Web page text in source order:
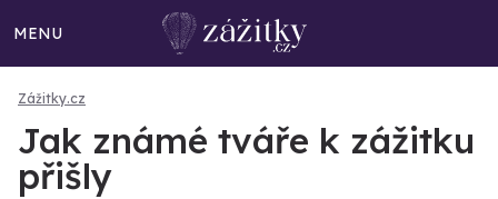
MENU
Zážitky.cz
Jak známé tváře k zážitku
přišly